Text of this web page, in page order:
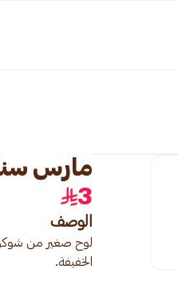
مارس سناك
3
الوصف
لوح صغير من
الخفيفة.